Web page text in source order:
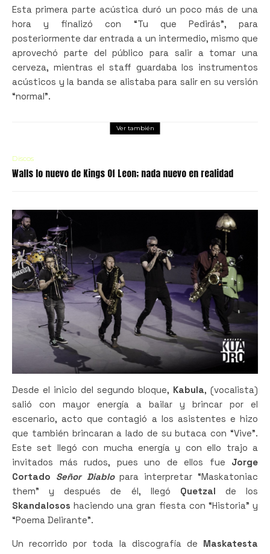
Esta primera parte acústica duró un poco más de una
hora y finalizó con “Tu que Pedirás”, para
posteriormente dar entrada a un intermedio, mismo que
aprovechó parte del público para salir a tomar una
cerveza, mientras el staff guardaba los instrumentos
acústicos y la banda se alistaba para salir en su versión
“normal”.
Ver también
Discos
Walls lo nuevo de Kings Of Leon; nada nuevo en realidad
Desde el inicio del segundo bloque, Kabula, (vocalista)
salió con mayor energía a bailar y brincar por el
escenario, acto que contagió a los asistentes e hizo
que también brincaran a lado de su butaca con “Vive”.
Este set llegó con mucha energía y con ello trajo a
invitados más rudos, pues uno de ellos fue Jorge
Cortado Señor Diablopara interpretar “Maskatoniac
them” y después de él, llegó Quetzal de los
Skandalosos haciendo una gran fiesta con “Historia” y
“Poema Delirante”.
Un recorrido por toda la discografía de Maskatesta